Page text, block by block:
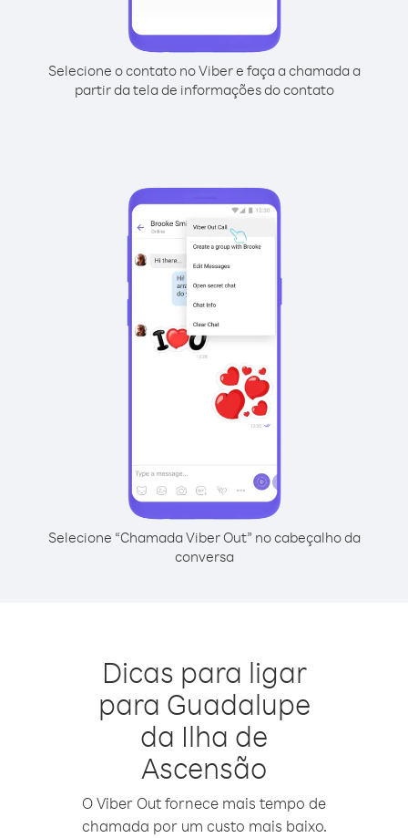
Selecione o contato no Viber e faça a chamada a
partir da tela de informações do contato
Selecione “Chamada Viber Out” no cabeçalho da
conversa
Dicas para ligar
para Guadalupe
da Ilha de
Ascensão
O Viber Out fornece mais tempo de
chamada por um custo mais baixo.